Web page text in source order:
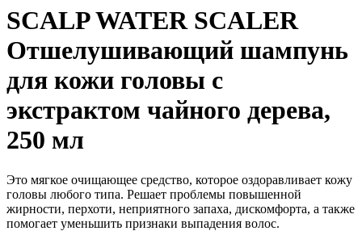
SCALP WATER SCALER
Отшелушивающий шампунь
для кожи головы с
экстрактом чайного дерева,
250 мл
Это мягкое очищающее средство, которое оздоравливает кожу
головы любого типа. Решает проблемы повышенной
жирности, перхоти, неприятного запаха, дискомфорта, а также
помогает уменьшить признаки выпадения волос.